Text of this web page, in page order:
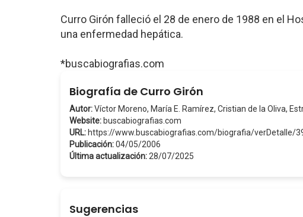
Curro Girón falleció el 28 de enero de 1988 en el
una enfermedad hepática.
*buscabiografias.com
Biografía de Curro Girón
Autor:Víctor Moreno, María E. Ramírez, Cristian de la Oliva,
Website: buscabiografias.com
URL: https://www.buscabiografias.com/biografia/verDetalle/
Publicación:04/05/2006
Última actualización: 28/07/2025
Sugerencias